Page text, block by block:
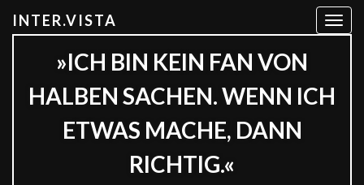
T
INTER.VISTA
»ICH BIN KEIN FAN VON
HALBEN SACHEN. WENN ICH
ETWAS MACHE, DANN
RICHTIG.«